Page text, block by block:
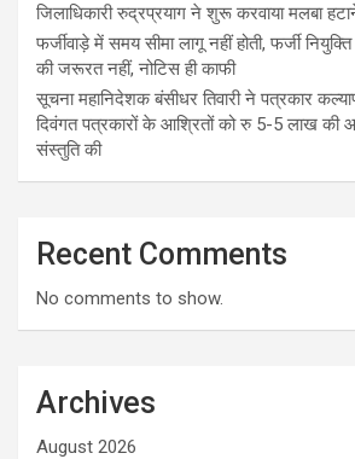
जिलाधिकारी रुद्रप्रयाग ने शुरू करवाया मलबा
फर्जीवाड़े में समय सीमा लागू नहीं होती, फर्जी
की जरूरत नहीं, नोटिस ही काफी
सूचना महानिदेशक बंसीधर तिवारी ने पत्रकार
दिवंगत पत्रकारों के आश्रितों को रु 5-5 लाख की
संस्तुति की
Recent Comments
No comments to show.
Archives
August 2026